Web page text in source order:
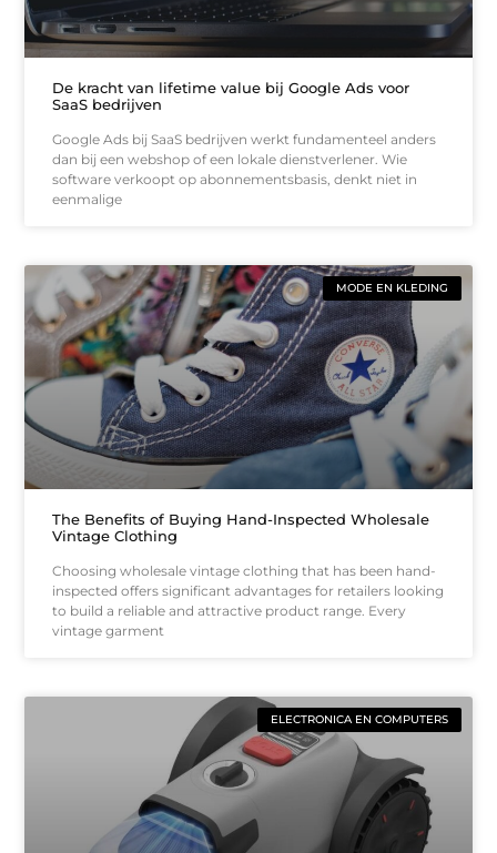
De kracht van lifetime value bij Google Ads voor
SaaS bedrijven
Google Ads bij SaaS bedrijven werkt fundamenteel anders
dan bij een webshop of een lokale dienstverlener. Wie
software verkoopt op abonnementsbasis, denkt niet in
eenmalige
MODE EN KLEDING
The Benefits of Buying Hand-Inspected Wholesale
Vintage Clothing
Choosing wholesale vintage clothing that has been hand-
inspected offers significant advantages for retailers looking
to build a reliable and attractive product range. Every
vintage garment
ELECTRONICA EN COMPUTERS